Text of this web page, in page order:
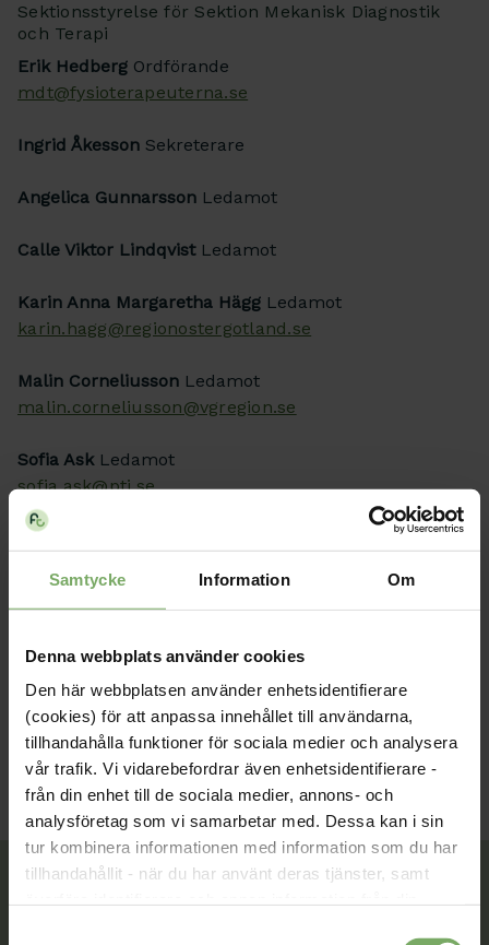
Samtycke Information Om
Denna webbplats använder cookies
Den här webbplatsen använder enhetsidentifierare
(cookies) för att anpassa innehållet till användarna,
tillhandahålla funktioner för sociala medier och analysera
vår trafik. Vi vidarebefordrar även enhetsidentifierare -
från din enhet till de sociala medier, annons- och
analysföretag som vi samarbetar med. Dessa kan i sin
tur kombinera informationen med information som du har
tillhandahållit - när du har använt deras tjänster, samt
Sektionsstyrelse för Sektion Mekanisk Diagnostik
och Terapi
Erik Hedberg Ordförande
mdt@fysioterapeuterna.se
Ingrid Åkesson Sekreterare
Angelica Gunnarsson Ledamot
Calle Viktor Lindqvist Ledamot
Karin Anna Margaretha Hägg Ledamot
karin.hagg@regionostergotland.se
Malin Corneliusson Ledamot
malin.corneliusson@vgregion.se
Sofia Ask Ledamot
sofia.ask@ptj.se
Eva Ekesbo
Gunilla Limbäck Revisor
Tillsammans rör vi oss framåt. Du är en viktig del